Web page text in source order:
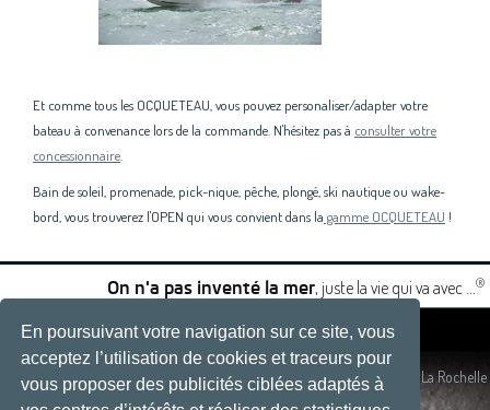
En poursuivant votre navigation sur ce site, vous
acceptez l’utilisation de cookies et traceurs pour
vous proposer des publicités ciblées adaptés à
Et comme tous les OCQUETEAU, vous pouvez personaliser/adapter votre
bateau à convenance lors de la commande. N'hésitez pas à consulter votre
concessionnaire
Bain de soleil, promenade, pick-nique, pêche, plongé, ski nautique ou wake-
bord, vous trouverez l'OPEN qui vous convient dans la gamme OCQUETEAU !
On n'a pas inventé la mer, juste la vie qui va avec ...®
|
|
Plan du site- Site réalisé par Développement web, La Rochelle